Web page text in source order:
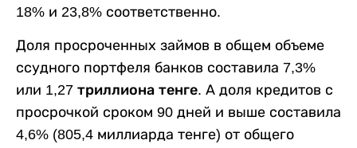
18% и 23,8% соответственно.
Доля просроченных займов в общем объеме
ссудного портфеля банков составила 7,3%
или 1,27 триллиона тенге. А доля кредитов с
просрочкой сроком 90 дней и выше составила
4,6% (805,4 миллиарда тенге) от общего